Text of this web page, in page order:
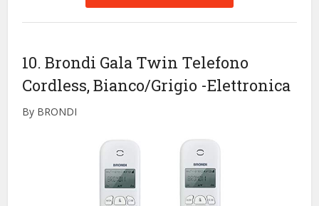
10. Brondi Gala Twin Telefono
Cordless, Bianco/Grigio -Elettronica
By BRONDI